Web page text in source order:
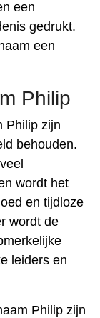
een
gedrukt.
een
Philip
Philip zijn
behouden.
wordt het
en tijdloze
wordt de
leiders en
Philip zijn